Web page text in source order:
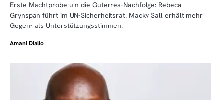
Erste Machtprobe um die Guterres-Nachfolge: Rebeca
Grynspan führt im UN-Sicherheitsrat. Macky Sall erhält mehr
Gegen- als Unterstützungsstimmen.
Amani Diallo